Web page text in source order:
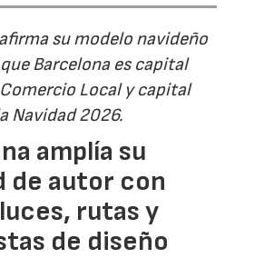
su modelo navideño
Barcelona es capital
Local y capital
Navidad 2026.
amplía su
de autor con
rutas y
de diseño